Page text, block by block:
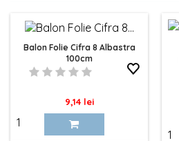
Balon Folie Cifra 8 Albastra
100cm
Pret
9,14 lei